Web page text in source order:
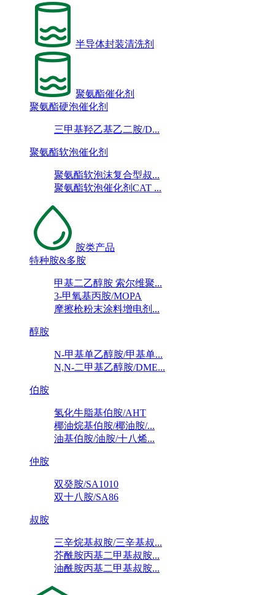
半导体封装清洗剂
聚氨酯催化剂
聚氨酯硬泡催化剂
三甲基羟乙基乙二胺/D...
聚氨酯软泡催化剂
聚氨酯软泡沫复合型叔...
聚氨酯软泡催化剂CAT ...
胺类产品
特种胺&多胺
甲基二乙醇胺 索尔维聚...
3-甲氧基丙胺/MOPA
摩擦枪粉末涂料增电剂...
醇胺
N-甲基单乙醇胺/甲基单...
N,N-二甲基乙醇胺/DME...
伯胺
氢化牛脂基伯胺/AHT
椰油烷基伯胺/椰油胺/...
油基伯胺/油胺/十八烯...
仲胺
双癸胺/SA1010
双十八胺/SA86
叔胺
三辛烷基叔胺/三辛基叔...
芥酰胺丙基二甲基叔胺...
油酰胺丙基二甲基叔胺...